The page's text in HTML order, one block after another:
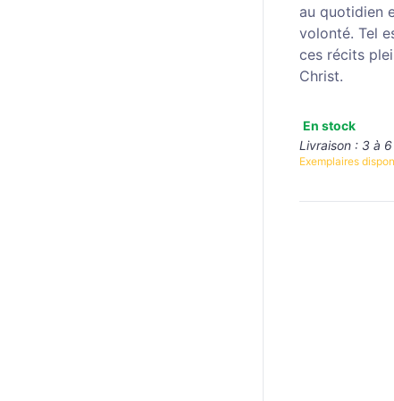
au quotidien
volonté. Tel
ces récits
Christ.
En stock
Livraison : 3 à
Exemplaires